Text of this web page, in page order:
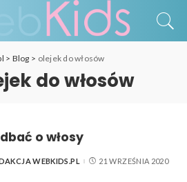
> Blog > olejek do włosów
do włosów
o włosy
WEBKIDS.PL 21 WRZEŚNIA 2020